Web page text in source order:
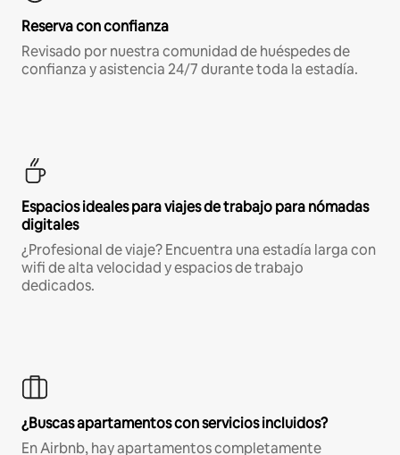
Reserva con confianza
Revisado por nuestra comunidad de huéspedes de
confianza y asistencia 24/7 durante toda la estadía.
Espacios ideales para viajes de trabajo para nómadas
digitales
¿Profesional de viaje? Encuentra una estadía larga con
wifi de alta velocidad y espacios de trabajo
dedicados.
¿Buscas apartamentos con servicios incluidos?
En Airbnb, hay apartamentos completamente